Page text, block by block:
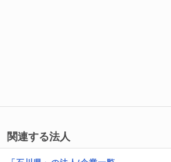
関連する法人